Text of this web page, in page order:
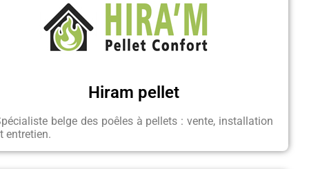
Hiram pellet
belge des poêles à pellets : vente, installation
entretien.